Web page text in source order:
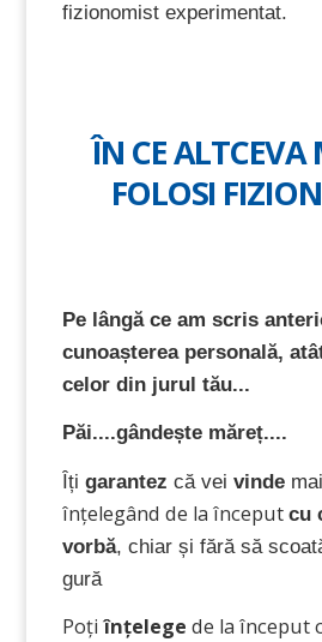
fizionomist experimentat.
ÎN CE ALTCEVA
FOLOSI
Pe lângă ce am scris
cunoașterea personală,
celor din jurul tău...
Păi....gândește măreț....
Îțigarantezcă veivinde
înțelegând de la începutcu
vorbă, chiar și fără să
gură
Poți înțelegede la început